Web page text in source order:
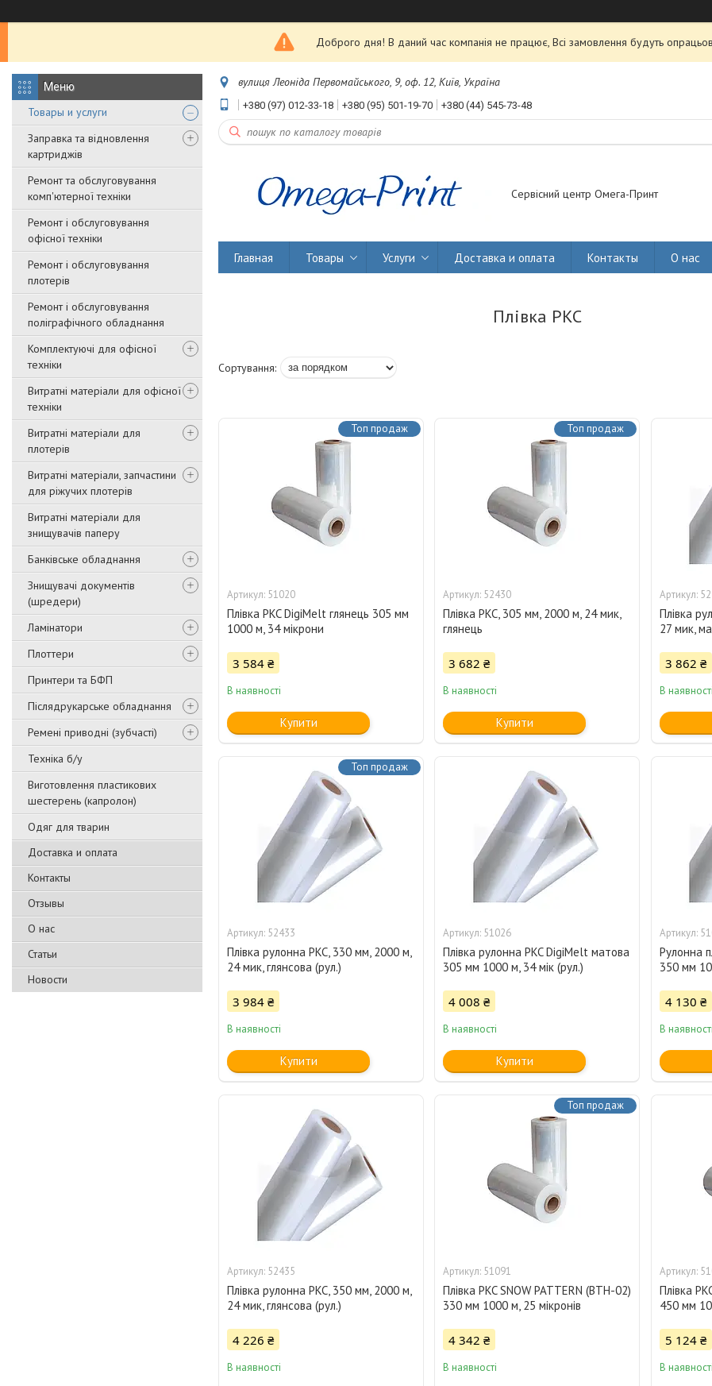
Доброго дня! В даний час компанія не працює, Всі замовлення будуть
Товары и услуги
Заправка та відновлення
картриджів
Ремонт та обслуговування
комп'ютерної техніки
Ремонт і обслуговування
офісної техніки
Ремонт і обслуговування
плотерів
Ремонт і обслуговування
поліграфічного обладнання
Комплектуючі для офісної
техніки
Витратні матеріали для офісної
техніки
Витратні матеріали для
плотерів
Витратні матеріали, запчастини
для ріжучих плотерів
Витратні матеріали для
знищувачів паперу
Банківське обладнання
Знищувачі документів
(шредери)
Ламінатори
Плоттери
Принтери та БФП
Післядрукарське обладнання
Ремені приводні (зубчасті)
Техніка б/у
Виготовлення пластикових
шестерень (капролон)
Одяг для тварин
Доставка и оплата
Контакты
Отзывы
О нас
Статьи
Новости
вулиця Леоніда Первомайського, 9, оф. 12, Київ, Україна
+380 (97) 012-33-18 +380 (95) 501-19-70 +380 (44) 545-73-48
Сервісний центр Омега-Принт
Главная Товары Услуги Доставка и оплата Контакты О нас
Плівка PKC
Топ продаж
51020
Плівка PKC DigiMelt глянець 305 мм
1000 м, 34 мікрони
3 584 ₴
В наявності
Купити
Топ продаж
52430
Плівка PKC, 305 мм, 2000 м, 24 мик,
глянець
3 682 ₴
В наявності
Купити
Плівка
27 мик,
3 862 ₴
В наявності
Топ продаж
52433
Плівка рулонна PKC, 330 мм, 2000 м,
24 мик, глянсова (рул.)
3 984 ₴
В наявності
Купити
51026
Плівка рулонна PKC DigiMelt матова
305 мм 1000 м, 34 мік (рул.)
4 008 ₴
В наявності
Купити
Рулонна
350 мм
4 130 ₴
В наявності
52435
Плівка рулонна PKC, 350 мм, 2000 м,
24 мик, глянсова (рул.)
4 226 ₴
В наявності
Топ продаж
51091
Плівка PKC SNOW PATTERN (BTH-02)
330 мм 1000 м, 25 мікронів
4 342 ₴
В наявності
Плівка
450 мм
5 124 ₴
В наявності